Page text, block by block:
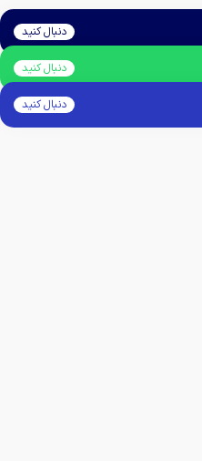
دنبال کنید
دنبال کنید
دنبال کنید